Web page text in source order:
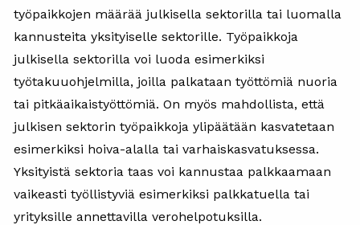
työpaikkojen määrää julkisella sektorilla tai luomalla
kannusteita yksityiselle sektorille. Työpaikkoja
julkisella sektorilla voi luoda esimerkiksi
työtakuuohjelmilla, joilla palkataan työttömiä nuoria
tai pitkäaikaistyöttömiä. On myös mahdollista, että
julkisen sektorin työpaikkoja ylipäätään kasvatetaan
esimerkiksi hoiva-alalla tai varhaiskasvatuksessa.
Yksityistä sektoria taas voi kannustaa palkkaamaan
vaikeasti työllistyviä esimerkiksi palkkatuella tai
yrityksille annettavilla verohelpotuksilla.